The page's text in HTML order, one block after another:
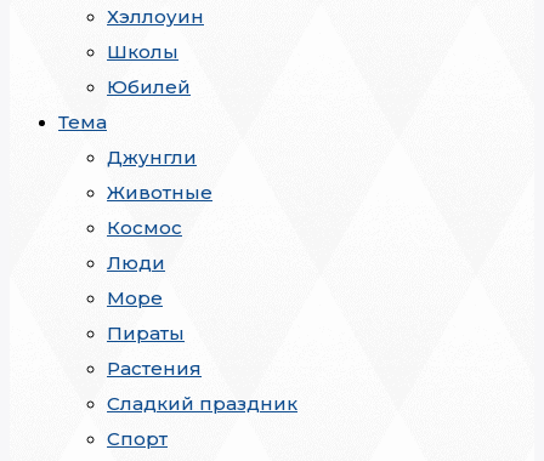
Хэллоуин
Школы
Юбилей
Тема
Джунгли
Животные
Космос
Люди
Море
Пираты
Растения
Сладкий праздник
Спорт